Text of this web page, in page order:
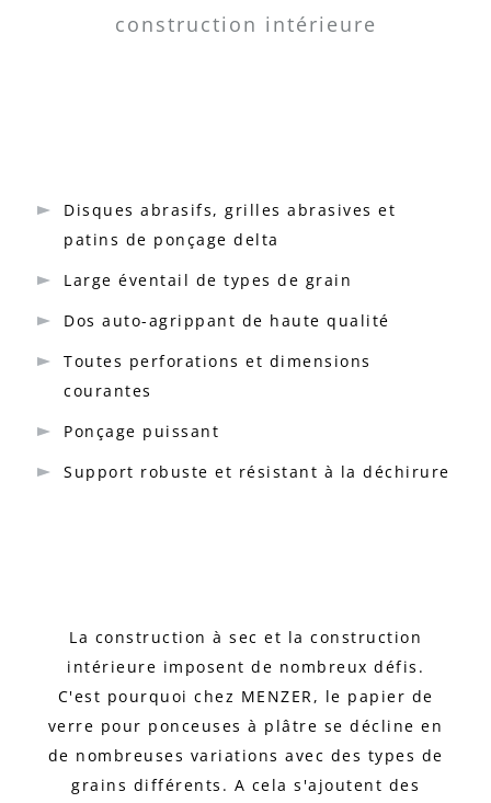
construction intérieure
Disques abrasifs, grilles abrasives et
patins de ponçage delta
Large éventail de types de grain
Dos auto-agrippant de haute qualité
Toutes perforations et dimensions
courantes
Ponçage puissant
Support robuste et résistant à la déchirure
La construction à sec et la construction
intérieure imposent de nombreux défis.
C'est pourquoi chez MENZER, le papier de
verre pour ponceuses à plâtre se décline en
de nombreuses variations avec des types de
grains différents. A cela s'ajoutent des